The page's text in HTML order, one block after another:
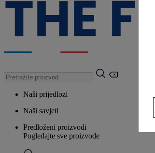
Naši prijedlozi
Naši savjeti
Predloženi proizvodi
Pogledajte sve proizvode